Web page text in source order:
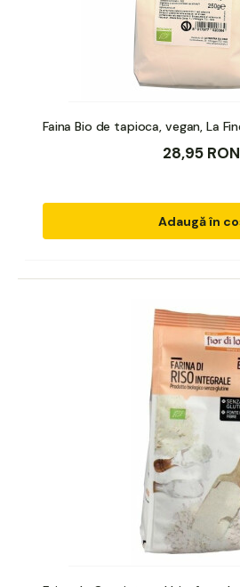
Faina Bio de tapioca, vegan, La
28,95 RON
Adaugă în